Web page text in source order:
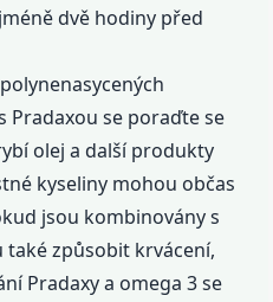
dvě hodiny před
Pradaxou se poraďte se
olej a další produkty
kyseliny mohou občas
jsou kombinovány s
způsobit krvácení,
Pradaxy a omega 3 se